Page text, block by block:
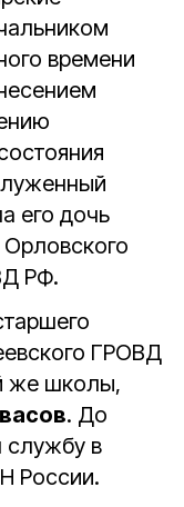
времени
его дочь
РФ.
ГРОВД
же школы,
. До
службу в
России.